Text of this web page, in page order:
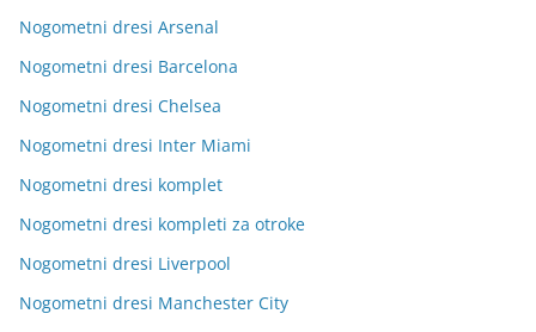
Nogometni dresi Arsenal
Nogometni dresi Barcelona
Nogometni dresi Chelsea
Nogometni dresi Inter Miami
Nogometni dresi komplet
Nogometni dresi kompleti za otroke
Nogometni dresi Liverpool
Nogometni dresi Manchester City